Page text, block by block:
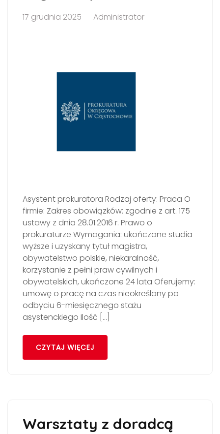
17 grudnia 2025 Administrator
Asystent prokuratora Rodzaj oferty: Praca O
firmie: Zakres obowiązków: zgodnie z art. 175
ustawy z dnia 28.01.2016 r. Prawo o
prokuraturze Wymagania: ukończone studia
wyższe i uzyskany tytuł magistra,
obywatelstwo polskie, niekaralność,
korzystanie z pełni praw cywilnych i
obywatelskich, ukończone 24 lata Oferujemy:
umowę o pracę na czas nieokreślony po
odbyciu 6-miesięcznego stażu
asystenckiego Ilość […]
CZYTAJ WIĘCEJ
Warsztaty z doradcą